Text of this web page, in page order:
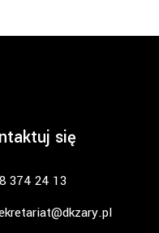
się
374 24 13